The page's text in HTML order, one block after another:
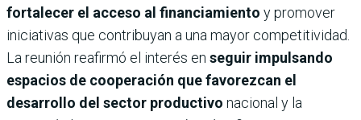
fortalecer el acceso al financiamiento y promover
iniciativas que contribuyan a una mayor competitividad.
La reunión reafirmó el interés en seguir impulsando
espacios de cooperación que favorezcan el
desarrollo del sector productivo nacional y la